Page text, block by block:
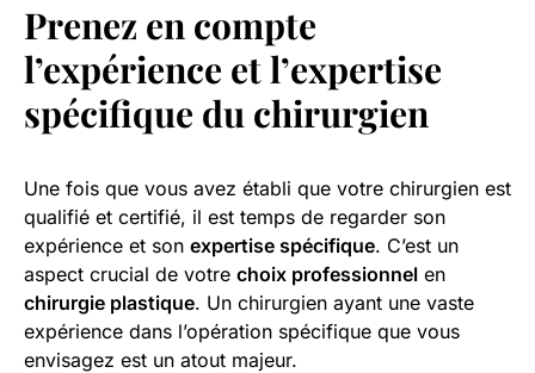
Prenez en compte
l’expérience et l’expertise
spécifique du chirurgien
Une fois que vous avez établi que votre chirurgien est
qualifié et certifié, il est temps de regarder son
expérience et son expertise spécifique. C’est un
aspect crucial de votre choix professionnel en
chirurgie plastique. Un chirurgien ayant une vaste
expérience dans l’opération spécifique que vous
envisagez est un atout majeur.